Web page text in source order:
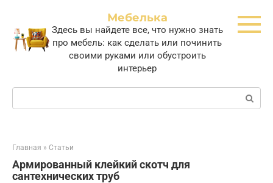
контенту
Мебелька
Здесь вы найдете все, что нужно знать
про мебель: как сделать или починить
своими руками или обустроить
интерьер
Поиск:
Главная » Статьи
Армированный клейкий скотч для
сантехнических труб